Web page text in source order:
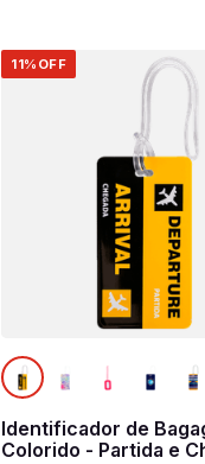
11% OFF
Identificador de
Colorido - Partida e